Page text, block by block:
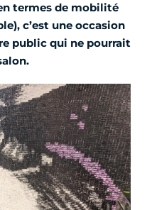
termes de mobilité
c’est une occasion
public qui ne pourrait